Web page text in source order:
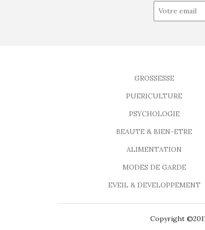
GROSSESSE
PUERICULTURE
PSYCHOLOGIE
BEAUTE & BIEN-ETRE
ALIMENTATION
MODES DE GARDE
EVEIL & DEVELOPPEMENT
Copyright